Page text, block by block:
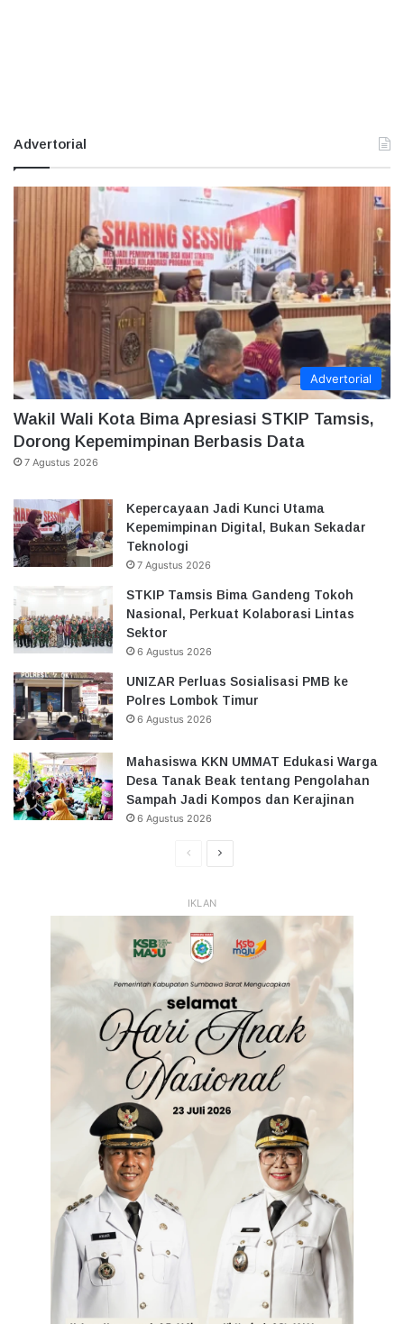
Advertorial
Advertorial
Wakil Wali Kota Bima Apresiasi STKIP Tamsis,
Dorong Kepemimpinan Berbasis Data
7 Agustus 2026
Kepercayaan Jadi Kunci Utama
Kepemimpinan Digital, Bukan Sekadar
Teknologi
7 Agustus 2026
STKIP Tamsis Bima Gandeng Tokoh
Nasional, Perkuat Kolaborasi Lintas
Sektor
6 Agustus 2026
UNIZAR Perluas Sosialisasi PMB ke
Polres Lombok Timur
6 Agustus 2026
Mahasiswa KKN UMMAT Edukasi Warga
Desa Tanak Beak tentang Pengolahan
Sampah Jadi Kompos dan Kerajinan
6 Agustus 2026
HalamanHalaman
IKLAN